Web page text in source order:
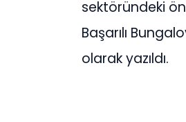
sektöründeki
Başarılı
olarak yazıldı.